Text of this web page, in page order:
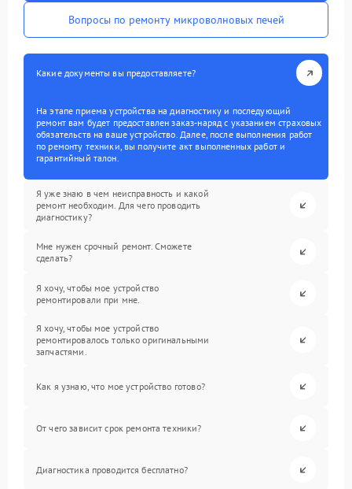
Вопросы по ремонту микроволновых печей
Какие документы вы предоставляете?
На этапе приема устройства на диагностику и последующий
ремонт вам будет предоставлен заказ-наряд с указанием страховых
обязательств на ваше устройство. Далее, после выполнения работ
по ремонту техники, вы получите акт выполненных работ и
гарантийный талон.
Я уже знаю в чем неисправность и какой
ремонт необходим. Для чего проводить
диагностику?
Мне нужен срочный ремонт. Сможете
сделать?
Я хочу, чтобы мое устройство
ремонтировали при мне.
Я хочу, чтобы мое устройство
ремонтировалось только оригинальными
запчастями.
Как я узнаю, что мое устройство готово?
От чего зависит срок ремонта техники?
Диагностика проводится бесплатно?